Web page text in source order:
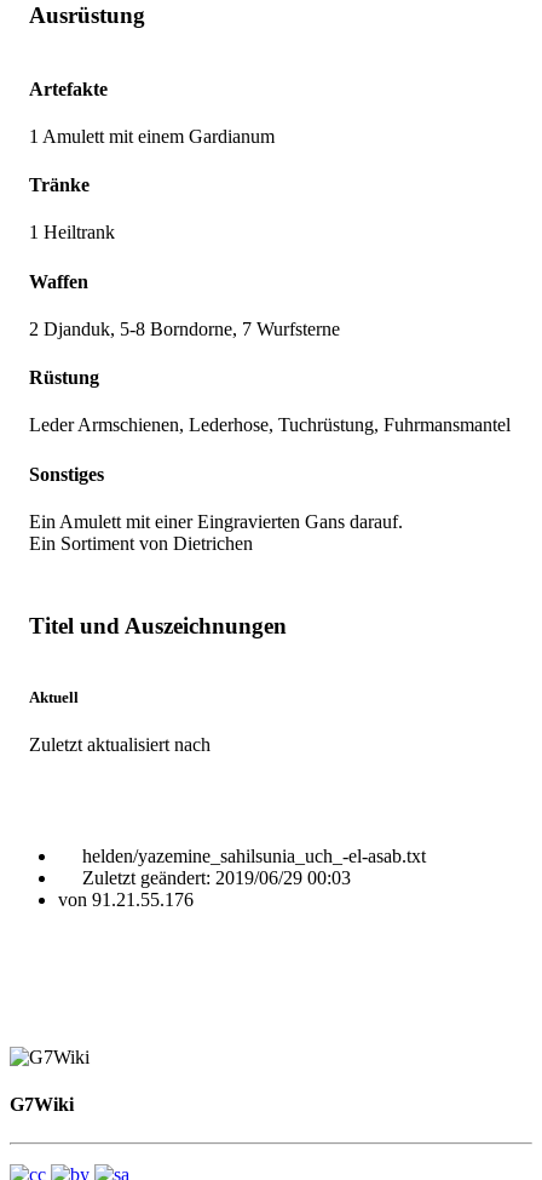
Ausrüstung
Artefakte
1 Amulett mit einem Gardianum
Tränke
1 Heiltrank
Waffen
2 Djanduk, 5-8 Borndorne, 7 Wurfsterne
Rüstung
Leder Armschienen, Lederhose, Tuchrüstung, Fuhrmansmantel
Sonstiges
Ein Amulett mit einer Eingravierten Gans darauf.
Ein Sortiment von Dietrichen
Titel und Auszeichnungen
Aktuell
Zuletzt aktualisiert nach
helden/yazemine_sahilsunia_uch_-el-asab.txt
Zuletzt geändert: 2019/06/29 00:03
von 91.21.55.176
G7Wiki